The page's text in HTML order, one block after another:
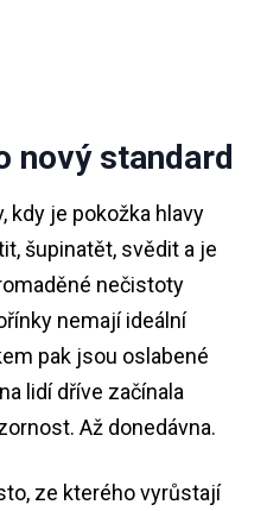
nový standard
kdy je pokožka hlavy
šupinatět, svědit a je
nečistoty
nemají ideální
pak jsou oslabené
lidí dříve začínala
Až donedávna.
ze kterého vyrůstají